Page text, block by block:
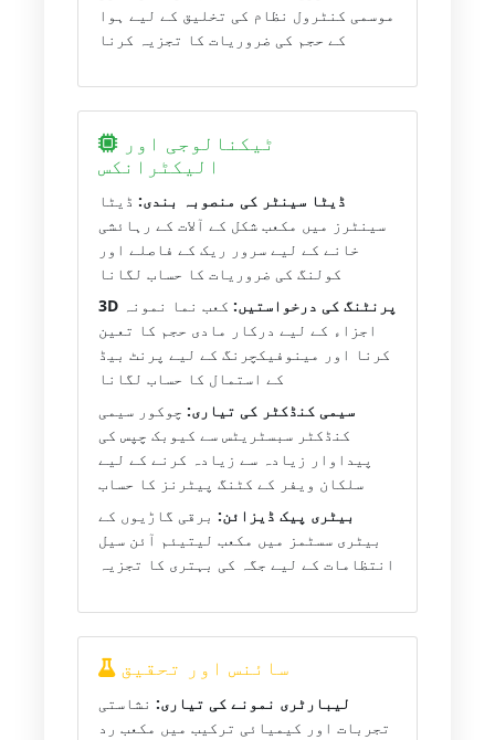
موسمی کنٹرول نظام کی تخلیق کے لیے ہوا
کے حجم کی ضروریات کا تجزیہ کرنا
ٹیکنالوجی اور
الیکٹرانکس
ڈیٹا سینٹر کی منصوبہ بندی: ڈیٹا
سینٹرز میں مکعب شکل کے آلات کے رہائشی
خانے کے لیے سرور ریک کے فاصلے اور
کولنگ کی ضروریات کا حساب لگانا
3D پرنٹنگ کی درخواستیں: کعب نما نمونہ
اجزاء کے لیے درکار مادی حجم کا تعین
کرنا اور مینوفیکچرنگ کے لیے پرنٹ بیڈ
کے استمال کا حساب لگانا
سیمی کنڈکٹر کی تیاری: چوکور سیمی
کنڈکٹر سبسٹریٹس سے کیوبک چپس کی
پیداوار زیادہ سے زیادہ کرنے کے لیے
سلکان ویفر کے کٹنگ پیٹرنز کا حساب
بیٹری پیک ڈیزائن: برقی گاڑیوں کے
بیٹری سسٹمز میں مکعب لیتیئم آئن سیل
انتظامات کے لیے جگہ کی بہتری کا تجزیہ
سائنس اور تحقیق
لیبارٹری نمونے کی تیاری: نشاستی
تجربات اور کیمیائی ترکیب میں مکعب رد